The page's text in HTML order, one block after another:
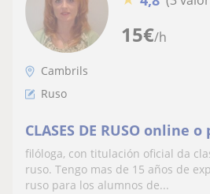
15€/h
Cambrils
Ruso
CLASES DE RUSO online
filóloga, con titulación oficial da
ruso. Tengo mas de 15 años de
ruso para los alumnos de...